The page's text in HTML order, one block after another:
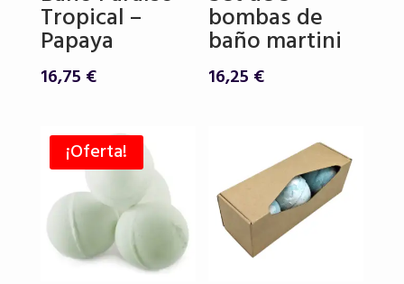
Tropical –
Papaya
16,75 €
bombas de
baño martini
16,25 €
¡Oferta!